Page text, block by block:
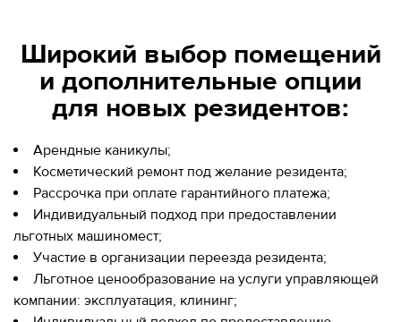
Широкий выбор помещений
и дополнительные опции
для новых резидентов:
Арендные каникулы;
Косметический ремонт под желание резидента;
Рассрочка при оплате гарантийного платежа;
Индивидуальный подход при предоставлении
льготных машиномест;
Участие в организации переезда резидента;
Льготное ценообразование на услуги управляющей
компании: эксплуатация, клининг;